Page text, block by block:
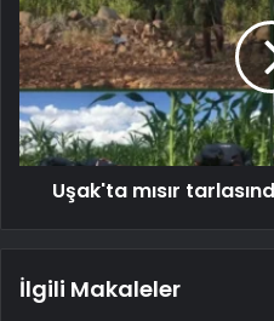
Uşak'ta mısır
İlgili Makaleler